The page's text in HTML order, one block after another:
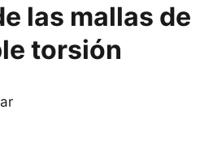
las mallas de
torsión